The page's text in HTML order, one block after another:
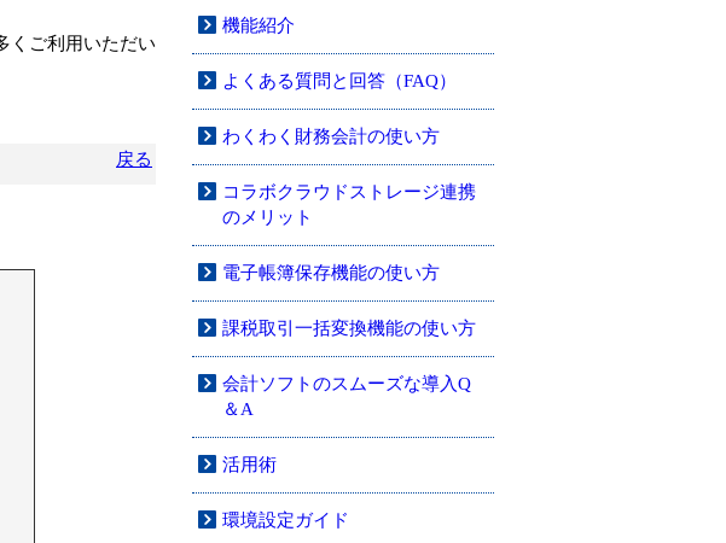
くご利用いただい
戻る
機能紹介
よくある質問と回答（FAQ）
わくわく財務会計の使い方
コラボクラウドストレージ連携
のメリット
電子帳簿保存機能の使い方
課税取引一括変換機能の使い方
会計ソフトのスムーズな導入Q
＆A
活用術
環境設定ガイド